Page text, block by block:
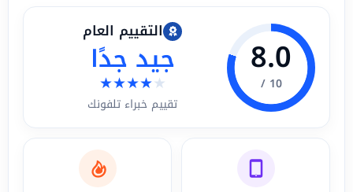
8.0
10 /
التقييم العام
جيد جدًا
★★★★★
تقييم خبراء تلفونك